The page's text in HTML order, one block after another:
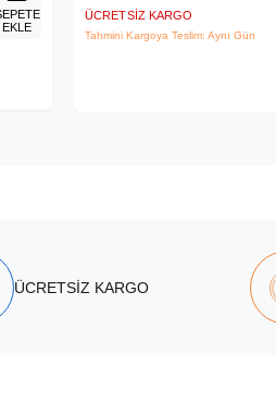
EKLE
ÜCRETSIZ KARGO
Tahmini Kargoya Teslim: Aynı Gün
ÜCRETSİZ KARGO